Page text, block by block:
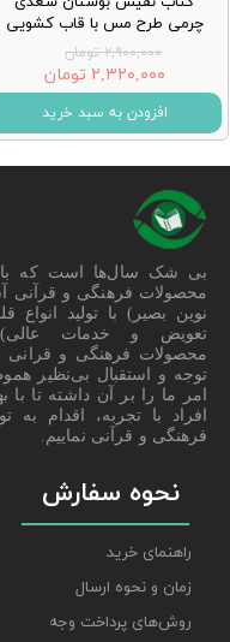
چرمی طرح مس با قاب کشویی
۲,۹۰۰,۰۰۰ تومان
۲,۳۲۰,۰۰۰ تومان
افزودن به سبد خرید
نحوه سفارش
راهنمای خرید
زمان و نحوه ارسال
روش‌های پرداخت وجه
بی شک سال‌ها است که با
محصولات فرهنگی و قرآنی
نوین بصیر) با تولید انواع
تعویض و خدمات
محصولات فرهنگی و قرانی
توجه و استقبال بی‌نظیر
امر ما را بر آن داشته تا
افراد با تجربه، اقدام به
فرهنگی و قرآنی نماییم.